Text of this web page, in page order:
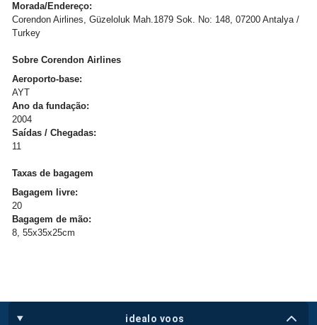
Morada/Endereço:
Corendon Airlines, Güzeloluk Mah.1879 Sok. No: 148, 07200 Antalya /
Turkey
Sobre Corendon Airlines
Aeroporto-base:
AYT
Ano da fundação:
2004
Saídas / Chegadas:
11
Taxas de bagagem
Bagagem livre:
20
Bagagem de mão:
8, 55x35x25cm
idealo voos